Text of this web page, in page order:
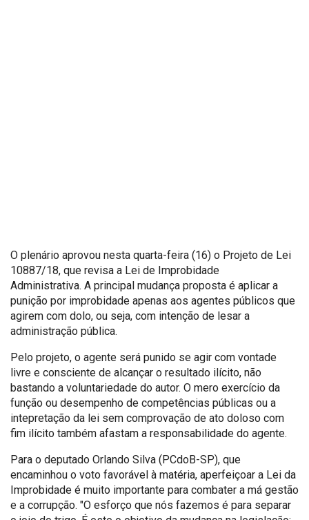
O plenário aprovou nesta quarta-feira (16) o Projeto de Lei
10887/18, que revisa a Lei de Improbidade
Administrativa. A principal mudança proposta é aplicar a
punição por improbidade apenas aos agentes públicos que
agirem com dolo, ou seja, com intenção de lesar a
administração pública.
Pelo projeto, o agente será punido se agir com vontade
livre e consciente de alcançar o resultado ilícito, não
bastando a voluntariedade do autor. O mero exercício da
função ou desempenho de competências públicas ou a
intepretação da lei sem comprovação de ato doloso com
fim ilícito também afastam a responsabilidade do agente.
Para o deputado Orlando Silva (PCdoB-SP), que
encaminhou o voto favorável à matéria, aperfeiçoar a Lei da
Improbidade é muito importante para combater a má gestão
e a corrupção. "O esforço que nós fazemos é para separar